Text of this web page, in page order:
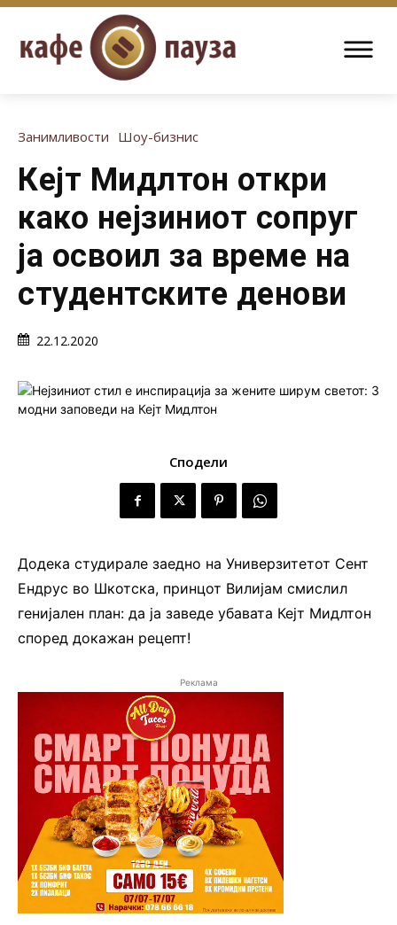
Занимливости Шоу-бизнис
Кејт Мидлтон откри
како нејзиниот сопруг
ја освоил за време на
студентските денови
22.12.2020
Сподели
Додека студирале заедно на Универзитетот Сент
Ендрус во Шкотска, принцот Вилијам смислил
генијален план: да ја заведе убавата Кејт Мидлтон
според докажан рецепт!
Реклама